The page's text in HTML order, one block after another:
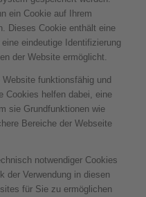
ein Cookie auf Ihrem
Dieses Cookie enthält eine
eindeutige Identifizierung
der Website ermöglicht.
funktionsfähig und
Cookies helfen dabei, eine
sie Grundfunktionen wie
Bereiche der Webseite
notwendiger Cookies
der Verwendung in diesen
für Sie zu ermöglichen